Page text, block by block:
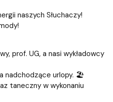
naszych Słuchaczy!
prof. UG, a nasi wykładowcy
nadchodzące urlopy. 🏖️
taneczny w wykonaniu